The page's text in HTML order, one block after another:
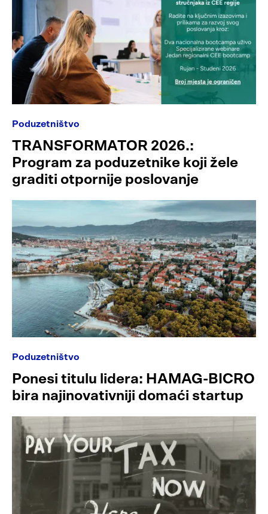
Poduzetništvo
TRANSFORMATOR 2026.:
Program za poduzetnike koji žele
graditi otpornije poslovanje
Poduzetništvo
Ponesi titulu lidera: HAMAG-BICRO
bira najinovativniji domaći startup